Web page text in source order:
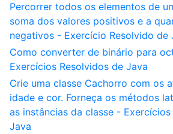
Percorrer todos os elementos de
soma dos valores positivos e a
negativos - Exercício Resolvido de
Como converter de binário para
Exercícios Resolvidos de Java
Crie uma classe Cachorro com os
idade e cor. Forneça os métodos
as instâncias da classe -
Java